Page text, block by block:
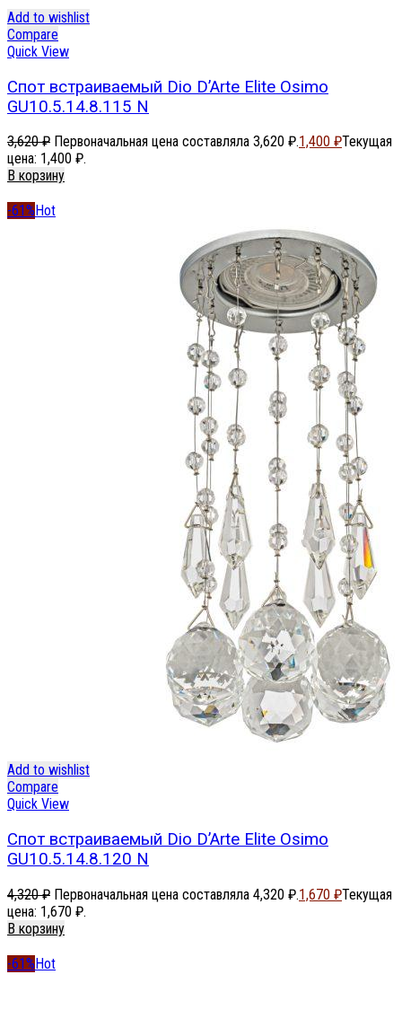
Add to wishlist
Compare
Quick View
Спот встраиваемый Dio D’Arte Elite Osimo
GU10.5.14.8.115 N
3,620₽ Первоначальная цена составляла 3,620 ₽.1,400 ₽Текущая
цена: 1,400 ₽.
В корзину
-61% Hot
Add to wishlist
Compare
Quick View
Спот встраиваемый Dio D’Arte Elite Osimo
GU10.5.14.8.120 N
4,320₽ Первоначальная цена составляла 4,320 ₽.1,670 ₽Текущая
цена: 1,670 ₽.
В корзину
-61%Hot